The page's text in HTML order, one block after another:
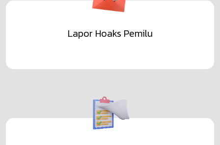
Lapor Hoaks Pemilu